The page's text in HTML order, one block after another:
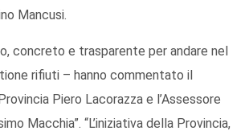
Mancusi.
concreto e trasparente per andare nel
rifiuti – hanno commentato il
Piero Lacorazza e l’Assessore
Macchia”. “L’iniziativa della Provincia,